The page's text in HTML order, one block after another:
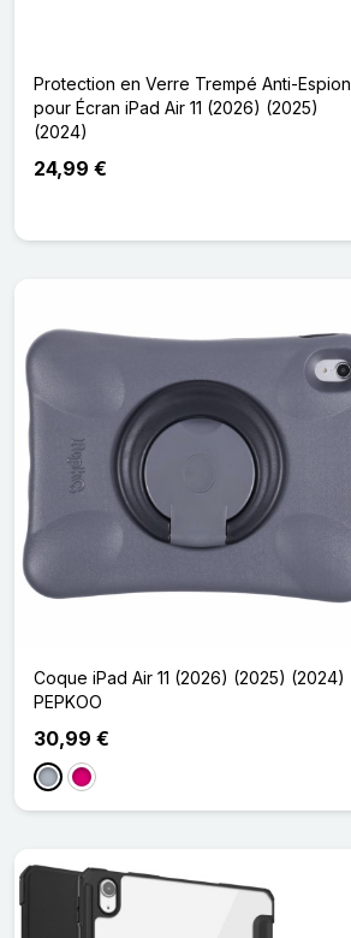
Protection en Verre Trempé Anti-Espion
pour Écran iPad Air 11 (2026) (2025)
(2024)
24,99 €
Coque iPad Air 11 (2026) (2025) (2024)
PEPKOO
30,99 €
Gris Magenta